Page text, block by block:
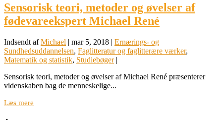
Sensorisk teori, metoder og øvelser af
fødevareekspert Michael René
Indsendt afMichael | mar 5, 2018 | Ernærings- og
Sundhedsuddannelsen, Faglitteratur og faglitterære værker,
Matematik og statistik, Studiebøger|
Sensorisk teori, metoder og øvelser af Michael René præsenterer
videnskaben bag de menneskelige...
Læs mere